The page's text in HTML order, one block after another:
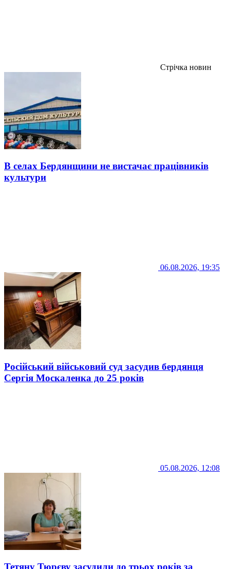
Стрічка новин
В селах Бердянщини не вистачає працівників
культури
06.08.2026, 19:35
Російський військовий суд засудив бердянця
Сергія Москаленка до 25 років
05.08.2026, 12:08
Тетяну Тюрєву засудили до трьох років за